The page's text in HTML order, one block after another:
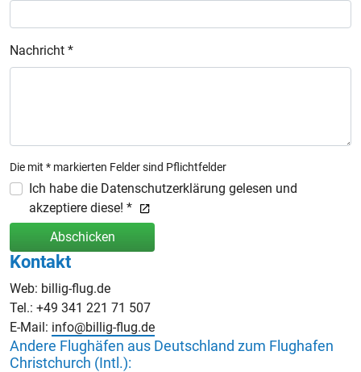
Nachricht *
Die mit * markierten Felder sind Pflichtfelder
Ich habe die Datenschutzerklärung gelesen und
akzeptiere diese! *
Abschicken
Kontakt
Web: billig-flug.de
Tel.: +49 341 221 71 507
E-Mail: info@billig-flug.de
Andere Flughäfen aus Deutschland zum Flughafen
Christchurch (Intl.):